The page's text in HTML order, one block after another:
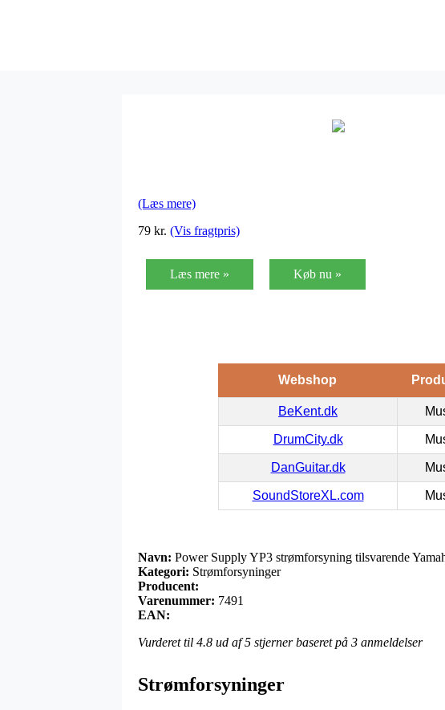
(Læs mere)
79 kr. (Vis fragtpris)
Læs mere » Køb nu »
Webshop
BeKent.dk
DrumCity.dk
DanGuitar.dk
SoundStoreXL.com
Navn: Power Supply YP3 strømforsyning tilsvarende
Kategori: Strømforsyninger
Producent:
Varenummer: 7491
EAN:
Vurderet til 4.8 ud af 5 stjerner baseret på 3 anmeldelser
Strømforsyninger